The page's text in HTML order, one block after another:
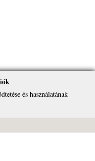
és használatának